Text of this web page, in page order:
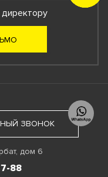
ЗВОНОК
дом 6
88